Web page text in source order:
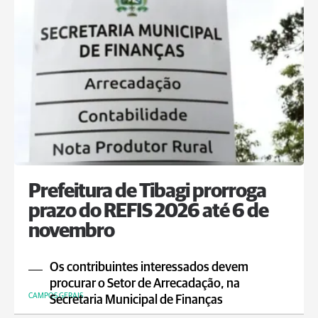
Prefeitura de Tibagi prorroga
prazo do REFIS 2026 até 6 de
novembro
Os contribuintes interessados devem
procurar o Setor de Arrecadação, na
Secretaria Municipal de Finanças
CAMPOS GERAIS